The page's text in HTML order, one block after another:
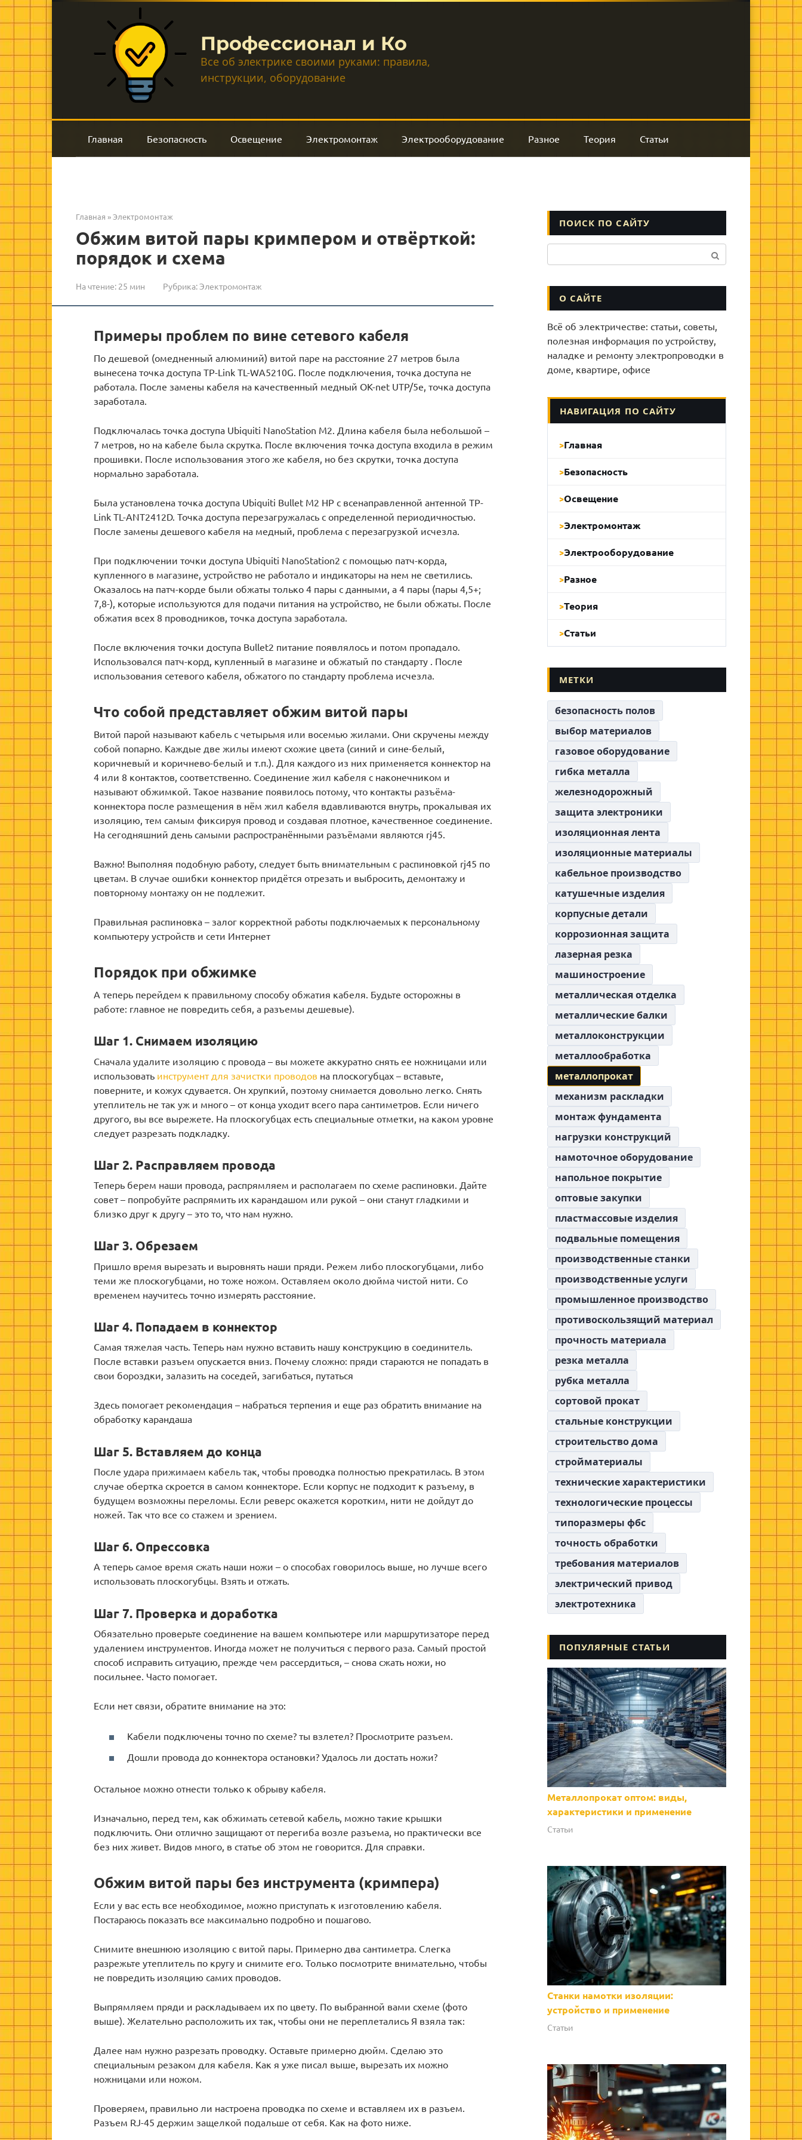
Перейти
к
контенту
Профессионал и Ко
Все об электрике своими руками: правила,
инструкции, оборудование
Главная Безопасность Освещение Электромонтаж Электрооборудование Разное Теория Статьи
Главная »Электромонтаж
Обжим витой пары кримпером и отвёрткой:
порядок и схема
На чтение: 25 мин Рубрика:Электромонтаж
Примеры проблем по вине сетевого кабеля
По дешевой (омедненный алюминий) витой паре на расстояние 27 метров была
вынесена точка доступа TP-Link TL-WA5210G. После подключения, точка доступа не
работала. После замены кабеля на качественный медный OK-net UTP/5e, точка доступа
заработала.
Подключалась точка доступа Ubiquiti NanoStation M2. Длина кабеля была небольшой –
7 метров, но на кабеле была скрутка. После включения точка доступа входила в режим
прошивки. После использования этого же кабеля, но без скрутки, точка доступа
нормально заработала.
Была установлена точка доступа Ubiquiti Bullet M2 HP с всенаправленной антенной TP-
Link TL-ANT2412D. Точка доступа перезагружалась с определенной периодичностью.
После замены дешевого кабеля на медный, проблема с перезагрузкой исчезла.
При подключении точки доступа Ubiquiti NanoStation2 с помощью патч-корда,
купленного в магазине, устройство не работало и индикаторы на нем не светились.
Оказалось на патч-корде были обжаты только 4 пары с данными, а 4 пары (пары 4,5+;
7,8-), которые используются для подачи питания на устройство, не были обжаты. После
обжатия всех 8 проводников, точка доступа заработала.
После включения точки доступа Bullet2 питание появлялось и потом пропадало.
Использовался патч-корд, купленный в магазине и обжатый по стандарту . После
использования сетевого кабеля, обжатого по стандарту проблема исчезла.
Что собой представляет обжим витой пары
Витой парой называют кабель с четырьмя или восемью жилами. Они скручены между
собой попарно. Каждые две жилы имеют схожие цвета (синий и сине-белый,
коричневый и коричнево-белый и т.п.). Для каждого из них применяется коннектор на
4 или 8 контактов, соответственно. Соединение жил кабеля с наконечником и
называют обжимкой. Такое название появилось потому, что контакты разъёма-
коннектора после размещения в нём жил кабеля вдавливаются внутрь, прокалывая их
изоляцию, тем самым фиксируя провод и создавая плотное, качественное соединение.
На сегодняшний день самыми распространёнными разъёмами являются rj45.
Важно! Выполняя подобную работу, следует быть внимательным с распиновкой rj45 по
цветам. В случае ошибки коннектор придётся отрезать и выбросить, демонтажу и
повторному монтажу он не подлежит.
Правильная распиновка – залог корректной работы подключаемых к персональному
компьютеру устройств и сети Интернет
Порядок при обжимке
А теперь перейдем к правильному способу обжатия кабеля. Будьте осторожны в
работе: главное не повредить себя, а разъемы дешевые).
Шаг 1. Снимаем изоляцию
Сначала удалите изоляцию с провода – вы можете аккуратно снять ее ножницами или
использовать инструмент для зачистки проводов на плоскогубцах – вставьте,
поверните, и кожух сдувается. Он хрупкий, поэтому снимается довольно легко. Снять
утеплитель не так уж и много – от конца уходит всего пара сантиметров. Если ничего
другого, вы все вырежете. На плоскогубцах есть специальные отметки, на каком уровне
следует разрезать подкладку.
Шаг 2. Расправляем провода
Теперь берем наши провода, распрямляем и располагаем по схеме распиновки. Дайте
совет – попробуйте распрямить их карандашом или рукой – они станут гладкими и
близко друг к другу – это то, что нам нужно.
Шаг 3. Обрезаем
Пришло время вырезать и выровнять наши пряди. Режем либо плоскогубцами, либо
теми же плоскогубцами, но тоже ножом. Оставляем около дюйма чистой нити. Со
временем научитесь точно измерять расстояние.
Шаг 4. Попадаем в коннектор
Самая тяжелая часть. Теперь нам нужно вставить нашу конструкцию в соединитель.
После вставки разъем опускается вниз. Почему сложно: пряди стараются не попадать в
свои бороздки, залазить на соседей, загибаться, путаться
Здесь помогает рекомендация – набраться терпения и еще раз обратить внимание на
обработку карандаша
Шаг 5. Вставляем до конца
После удара прижимаем кабель так, чтобы проводка полностью прекратилась. В этом
случае обертка скроется в самом коннекторе. Если корпус не подходит к разъему, в
будущем возможны переломы. Если реверс окажется коротким, нити не дойдут до
ножей. Так что все со стажем и зрением.
Шаг 6. Опрессовка
А теперь самое время сжать наши ножи – о способах говорилось выше, но лучше всего
использовать плоскогубцы. Взять и отжать.
Шаг 7. Проверка и доработка
Обязательно проверьте соединение на вашем компьютере или маршрутизаторе перед
удалением инструментов. Иногда может не получиться с первого раза. Самый простой
способ исправить ситуацию, прежде чем рассердиться, – снова сжать ножи, но
посильнее. Часто помогает.
Если нет связи, обратите внимание на это:
Кабели подключены точно по схеме? ты взлетел? Просмотрите разъем.
Дошли провода до коннектора остановки? Удалось ли достать ножи?
Остальное можно отнести только к обрыву кабеля.
Изначально, перед тем, как обжимать сетевой кабель, можно такие крышки
подключить. Они отлично защищают от перегиба возле разъема, но практически все
без них живет. Видов много, в статье об этом не говорится. Для справки.
Обжим витой пары без инструмента (кримпера)
Если у вас есть все необходимое, можно приступать к изготовлению кабеля.
Постараюсь показать все максимально подробно и пошагово.
Снимите внешнюю изоляцию с витой пары. Примерно два сантиметра. Слегка
разрежьте утеплитель по кругу и снимите его. Только посмотрите внимательно, чтобы
не повредить изоляцию самих проводов.
Выпрямляем пряди и раскладываем их по цвету. По выбранной вами схеме (фото
выше). Желательно расположить их так, чтобы они не переплетались Я взяла так:
Далее нам нужно разрезать проводку. Оставьте примерно дюйм. Сделаю это
специальным резаком для кабеля. Как я уже писал выше, вырезать их можно
ножницами или ножом.
Проверяем, правильно ли настроена проводка по схеме и вставляем их в разъем.
Разъем RJ-45 держим защелкой подальше от себя. Как на фото ниже.
ПОИСК ПО САЙТУ
О САЙТЕ
Всё об электричестве: статьи, советы,
полезная информация по устройству,
наладке и ремонту электропроводки в
доме, квартире, офисе
НАВИГАЦИЯ ПО САЙТУ
Главная
Безопасность
Освещение
Электромонтаж
Электрооборудование
Разное
Теория
Статьи
МЕТКИ
безопасность полов
выбор материалов
газовое оборудование
гибка металла
железнодорожный
защита электроники
изоляционная лента
изоляционные материалы
кабельное производство
катушечные изделия
корпусные детали
коррозионная защита
лазерная резка
машиностроение
металлическая отделка
металлические балки
металлоконструкции
металлообработка
металлопрокат
механизм раскладки
монтаж фундамента
нагрузки конструкций
намоточное оборудование
напольное покрытие
оптовые закупки
пластмассовые изделия
подвальные помещения
производственные станки
производственные услуги
промышленное производство
противоскользящий материал
прочность материала
резка металла
рубка металла
сортовой прокат
стальные конструкции
строительство дома
стройматериалы
технические характеристики
технологические процессы
типоразмеры фбс
точность обработки
требования материалов
электрический привод
электротехника
ПОПУЛЯРНЫЕ СТАТЬИ
Металлопрокат оптом: виды,
характеристики и применение
Статьи
Станки намотки изоляции:
устройство и применение
Статьи